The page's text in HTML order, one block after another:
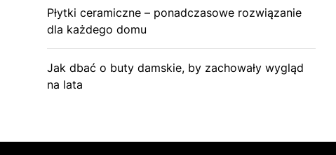
Płytki ceramiczne – ponadczasowe rozwiązanie
dla każdego domu
Jak dbać o buty damskie, by zachowały wygląd
na lata